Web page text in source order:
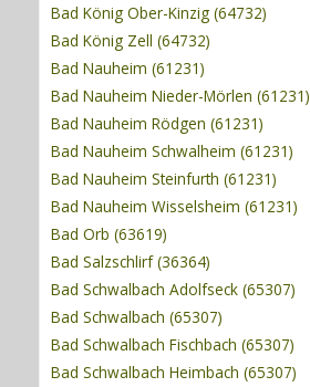
Bad König Ober-Kinzig (64732)
Bad König Zell (64732)
Bad Nauheim (61231)
Bad Nauheim Nieder-Mörlen (61231)
Bad Nauheim Rödgen (61231)
Bad Nauheim Schwalheim (61231)
Bad Nauheim Steinfurth (61231)
Bad Nauheim Wisselsheim (61231)
Bad Orb (63619)
Bad Salzschlirf (36364)
Bad Schwalbach Adolfseck (65307)
Bad Schwalbach (65307)
Bad Schwalbach Fischbach (65307)
Bad Schwalbach Heimbach (65307)